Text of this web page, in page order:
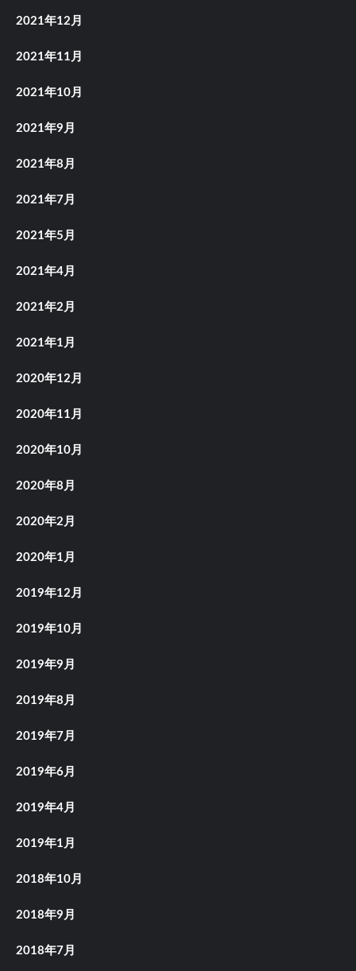
2021年12月
2021年11月
2021年10月
2021年9月
2021年8月
2021年7月
2021年5月
2021年4月
2021年2月
2021年1月
2020年12月
2020年11月
2020年10月
2020年8月
2020年2月
2020年1月
2019年12月
2019年10月
2019年9月
2019年8月
2019年7月
2019年6月
2019年4月
2019年1月
2018年10月
2018年9月
2018年7月